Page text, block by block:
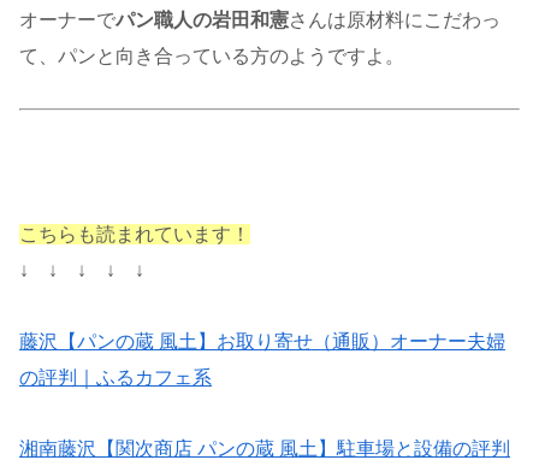
オーナーでパン職人の岩田和憲さんは原材料にこだわっ
て、パンと向き合っている方のようですよ。
こちらも読まれています！
↓ ↓ ↓ ↓ ↓
藤沢【パンの蔵 風土】お取り寄せ（通販）オーナー夫婦
の評判｜ふるカフェ系
湘南藤沢【関次商店 パンの蔵 風土】駐車場と設備の評判